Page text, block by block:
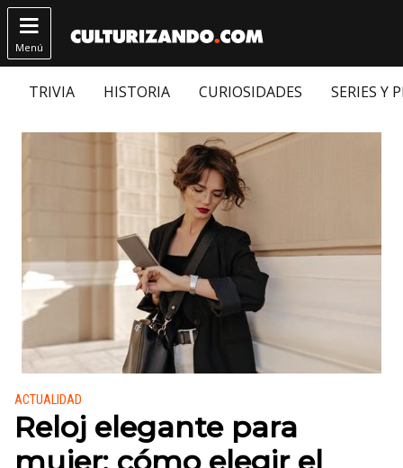

Menú
TRIVIA HISTORIA CURIOSIDADES SERIES Y
Publicado en:
ACTUALIDAD
Reloj elegante para